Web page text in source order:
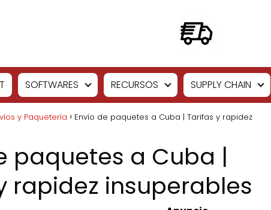
SOFTWARES RECURSOS SUPPLY CHAIN
y Paquetería
Envío de paquetes a Cuba | Tarifas y rapidez
paquetes a Cuba |
rapidez insuperables